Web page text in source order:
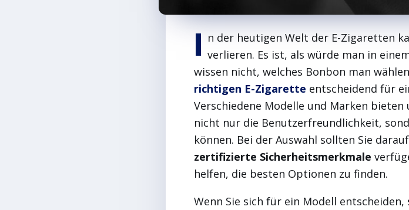
I n der heutigen Welt der E-Zigaretten
verlieren. Es ist, als würde man in
wissen nicht, welches Bonbon man
richtigen E-Zigarette entscheidend für
Verschiedene Modelle und Marken
nicht nur die Benutzerfreundlichkeit,
können. Bei der Auswahl sollten Sie
zertifizierte Sicherheitsmerkmale
helfen, die besten Optionen zu finden.
Wenn Sie sich für ein Modell entscheiden,